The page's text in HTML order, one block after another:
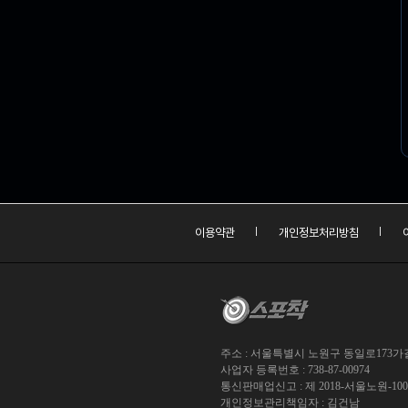
이용약관 개인정보처리방침
주소 : 서울특별시 노원구 동일로173가
사업자 등록번호 : 738-87-00974
통신판매업신고 : 제 2018-서울노원-
개인정보관리책임자 : 김건남